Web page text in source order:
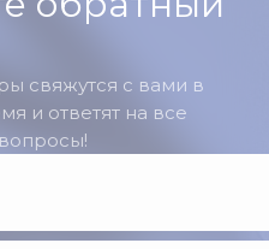
свяжутся с вами в
и ответят на все